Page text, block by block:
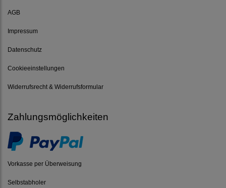
AGB
Impressum
Datenschutz
Cookieeinstellungen
Widerrufsrecht & Widerrufsformular
Zahlungsmöglichkeiten
Vorkasse per Überweisung
Selbstabholer